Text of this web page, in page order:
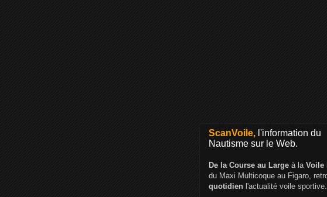
ScanVoile, l'information du
Nautisme sur le Web.
De la Course au Large à la Voile
du Maxi Multicoque au Figaro,
quotidien l'actualité voile sportive.